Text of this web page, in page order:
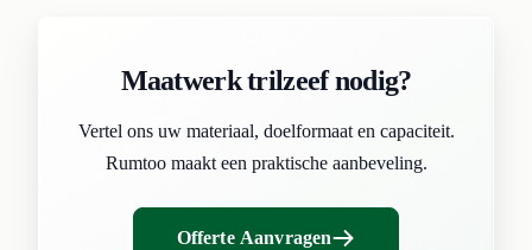
Maatwerk trilzeef nodig?
Vertel ons uw materiaal, doelformaat en capaciteit.
Rumtoo maakt een praktische aanbeveling.
Offerte Aanvragen